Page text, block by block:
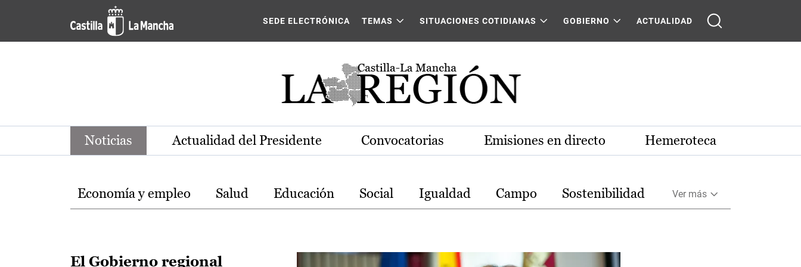
Pasar al contenido principal
Noticias de la región de Castilla-La Mancha
SEDE ELECTRÓNICA TEMAS SITUACIONES COTIDIANAS GOBIERNO ACTUALIDAD
Noticias Actualidad del Presidente Convocatorias Emisiones en directo Hemeroteca
Temas
Economía y empleo Salud Educación Social Igualdad Campo Sostenibilidad Ver más
El Gobierno regional